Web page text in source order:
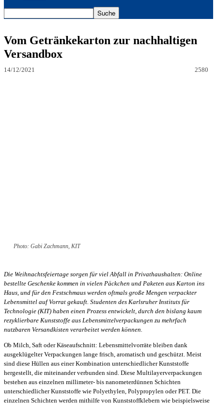
Vom Getränkekarton zur nachhaltigen
Versandbox
14/12/2021 2580
Photo: Gabi Zachmann, KIT
Die Weihnachtsfeiertage sorgen für viel Abfall in Privathaushalten: Online
bestellte Geschenke kommen in vielen Päckchen und Paketen aus Karton ins
Haus, und für den Festschmaus werden oftmals große Mengen verpackter
Lebensmittel auf Vorrat gekauft. Studenten des Karlsruher Instituts für
Technologie (KIT) haben einen Prozess entwickelt, durch den bislang kaum
rezyklierbare Kunststoffe aus Lebensmittelverpackungen zu mehrfach
nutzbaren Versandkisten verarbeitet werden können.
Ob Milch, Saft oder Käseaufschnitt: Lebensmittelvorräte bleiben dank
ausgeklügelter Verpackungen lange frisch, aromatisch und geschützt. Meist
sind diese Hüllen aus einer Kombination unterschiedlicher Kunststoffe
hergestellt, die miteinander verbunden sind. Diese Multilayerverpackungen
bestehen aus einzelnen millimeter- bis nanometerdünnen Schichten
unterschiedlicher Kunststoffe wie Polyethylen, Polypropylen oder PET. Die
einzelnen Schichten werden mithilfe von Kunststoffklebern wie beispielsweise